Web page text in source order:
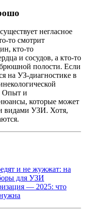
негласное
то смотрит
кто-то
и сосудов, а кто-то
брюшной полости. Если
на УЗ-диагностике в
Опыт и
которые может
видами УЗИ. Хотя,
и не жужжат: на
для УЗИ
— 2025: что